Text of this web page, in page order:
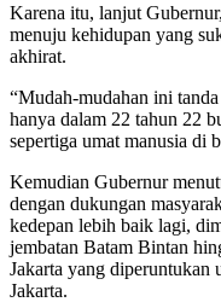
Karena itu, lanjut
menuju kehidupan yang
akhirat.
“Mudah-mudahan ini
hanya dalam 22 tahun 22
sepertiga umat manusia di
Kemudian Gubernur
dengan dukungan
kedepan lebih baik lagi,
jembatan Batam Bintan
Jakarta yang
Jakarta.